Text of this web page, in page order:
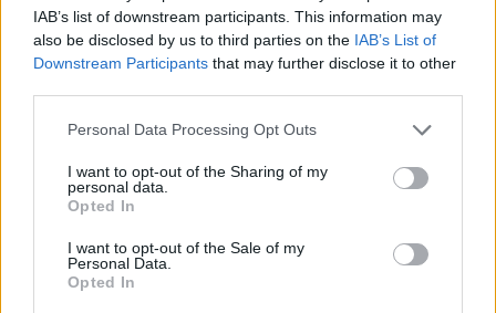
IAB’s list of downstream participants. This information may
also be disclosed by us to third parties on the IAB’s List of
Downstream Participants that may further disclose it to other
Personal Data Processing Opt Outs
I want to opt-out of the Sharing of my
personal data.
Opted In
I want to opt-out of the Sale of my
Personal Data.
Opted In
Εγγραφή στο newsletter
Αποδέχομαι τους
και την πολιτική απορρήτου